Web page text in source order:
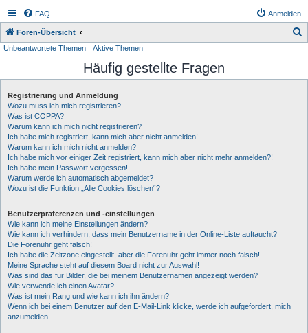
FAQ Anmelden
Foren-Übersicht
h
Unbeantwortete Themen Aktive Themen
Häufig gestellte Fragen
Registrierung und Anmeldung
Wozu muss ich mich registrieren?
Was ist COPPA?
Warum kann ich mich nicht registrieren?
Ich habe mich registriert, kann mich aber nicht anmelden!
Warum kann ich mich nicht anmelden?
Ich habe mich vor einiger Zeit registriert, kann mich aber nicht mehr anmelden?!
Ich habe mein Passwort vergessen!
Warum werde ich automatisch abgemeldet?
Wozu ist die Funktion „Alle Cookies löschen“?
Benutzerpräferenzen und -einstellungen
Wie kann ich meine Einstellungen ändern?
Wie kann ich verhindern, dass mein Benutzername in der Online-Liste auftaucht?
Die Forenuhr geht falsch!
Ich habe die Zeitzone eingestellt, aber die Forenuhr geht immer noch falsch!
Meine Sprache steht auf diesem Board nicht zur Auswahl!
Was sind das für Bilder, die bei meinem Benutzernamen angezeigt werden?
Wie verwende ich einen Avatar?
Was ist mein Rang und wie kann ich ihn ändern?
Wenn ich bei einem Benutzer auf den E-Mail-Link klicke, werde ich aufgefordert, mich
anzumelden.